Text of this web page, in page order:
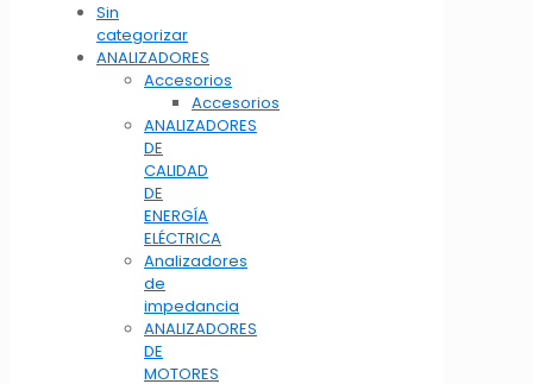
Sin
categorizar
ANALIZADORES
Accesorios
Accesorios
ANALIZADORES
DE
CALIDAD
DE
ENERGÍA
ELÉCTRICA
Analizadores
de
impedancia
ANALIZADORES
DE
MOTORES